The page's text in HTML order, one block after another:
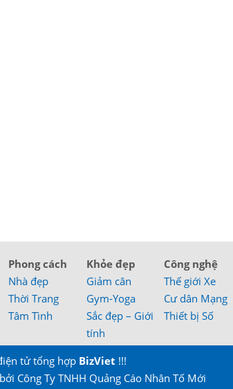
Phong cách
Nhà đẹp
Thời Trang
Tâm Tình
Khỏe đẹp
Giảm cân
Gym-Yoga
Sắc đẹp – Giới
tính
Công nghệ
Thế giới Xe
Cư dân Mạng
Thiết bị Số
tử tổng hợp BizViet !!!
Công Ty TNHH Quảng Cáo Nhân Tố Mới